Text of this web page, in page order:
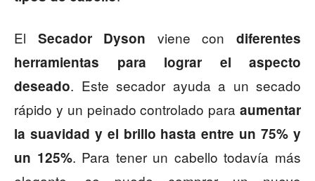
El Secador Dyson viene condiferentes
herramientas para lograr el aspecto
deseado. Este secador ayuda a un secado
rápido y un peinado controlado para aumentar
la suavidad y el brillo hasta entre un 75% y
un 125%. Para tener un cabello todavía más